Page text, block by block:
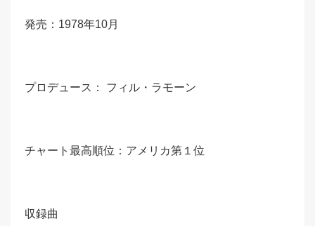
発売：1978年10月
プロデュース： フィル・ラモーン
チャート最高順位：アメリカ第１位
収録曲